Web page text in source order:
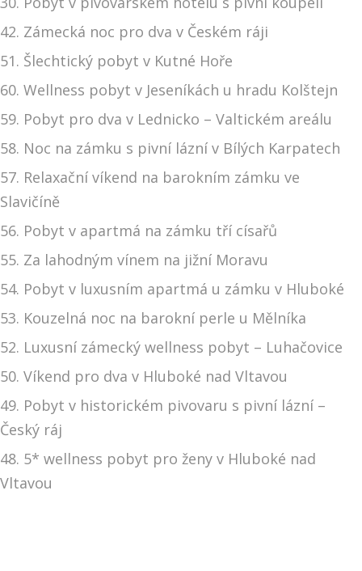
42. Zámecká noc pro dva v Českém ráji
51. Šlechtický pobyt v Kutné Hoře
60. Wellness pobyt v Jeseníkách u hradu Kolštejn
59. Pobyt pro dva v Lednicko – Valtickém areálu
58. Noc na zámku s pivní lázní v Bílých Karpatech
57. Relaxační víkend na barokním zámku ve
Slavičíně
56. Pobyt v apartmá na zámku tří císařů
55. Za lahodným vínem na jižní Moravu
54. Pobyt v luxusním apartmá u zámku v Hluboké
53. Kouzelná noc na barokní perle u Mělníka
52. Luxusní zámecký wellness pobyt – Luhačovice
50. Víkend pro dva v Hluboké nad Vltavou
49. Pobyt v historickém pivovaru s pivní lázní –
Český ráj
48. 5* wellness pobyt pro ženy v Hluboké nad
Vltavou